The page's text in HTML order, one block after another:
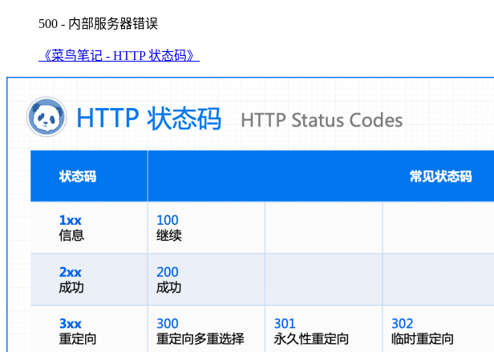
500 - 内部服务器错误
《菜鸟笔记 - HTTP 状态码》